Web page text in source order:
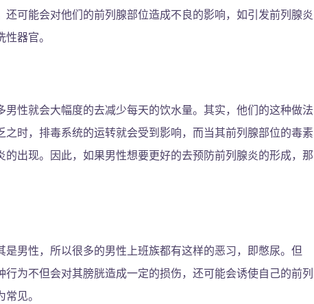
可能会对他们的前列腺部位造成不良的影响，如引发前列腺炎
器官。
性就会大幅度的去减少每天的饮水量。其实，他们的这种做法
时，排毒系统的运转就会受到影响，而当其前列腺部位的毒素
出现。因此，如果男性想要更好的去预防前列腺炎的形成，那
男性，所以很多的男性上班族都有这样的恶习，即憋尿。但
为不但会对其膀胱造成一定的损伤，还可能会诱使自己的前列
见。